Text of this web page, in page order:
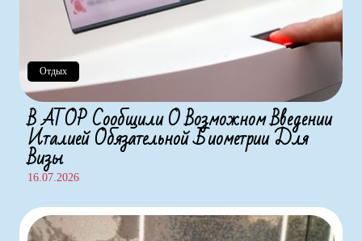
Отдых
В АТОР Сообщили О Возможном Введении
Италией Обязательной Биометрии Для
Визы
16.07.2026